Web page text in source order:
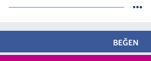
BEĞEN